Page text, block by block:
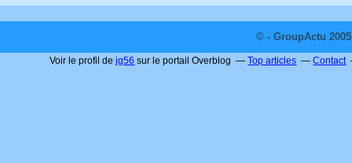
© - GroupActu
Voir le profil dejg56 sur le portail Overblog Top articles Contact